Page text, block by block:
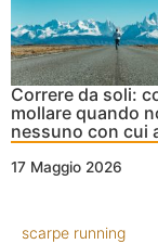
Correre da soli:
mollare quando
nessuno con cui
17 Maggio 2026
scarpe running